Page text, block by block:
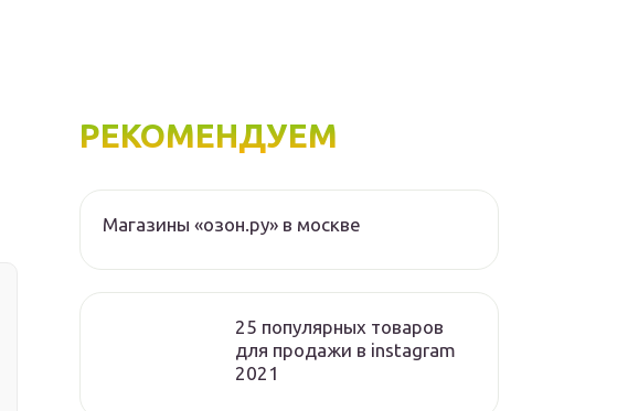
РЕКОМЕНДУЕМ
Магазины «озон.ру» в москве
25 популярных товаров
для продажи в instagram
2021